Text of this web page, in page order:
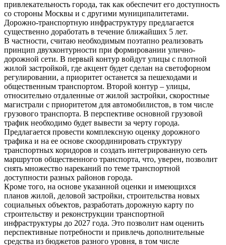
привлекательность города, так как обеспечит его доступность
со стороны Москвы и с другими муниципалитетами.
Дорожно-транспортную инфраструктуру предлагается
существенно доработать в течение ближайших 5 лет.
В частности, считаю необходимым поэтапно реализовать
принцип двухконтурности при формировании улично-
дорожной сети. В первый контур войдут улицы с плотной
жилой застройкой, где акцент будет сделан на светофорном
регулировании, а приоритет останется за пешеходами и
общественным транспортом. Второй контур – улицы,
относительно отдаленные от жилой застройки, скоростные
магистрали с приоритетом для автомобилистов, в том числе
грузового транспорта. В перспективе основной грузовой
трафик необходимо будет вывести за черту города.
Предлагается провести комплексную оценку дорожного
трафика и на ее основе скоординировать структуру
транспортных коридоров и создать интегрированную сеть
маршрутов общественного транспорта, что, уверен, позволит
снять множество нареканий по теме транспортной
доступности разных районов города.
Кроме того, на основе указанной оценки и имеющихся
планов жилой, деловой застройки, строительства новых
социальных объектов, разработать дорожную карту по
строительству и реконструкции транспортной
инфраструктуры до 2027 года. Это позволит нам оценить
перспективные потребности и привлечь дополнительные
средства из бюджетов разного уровня, в том числе